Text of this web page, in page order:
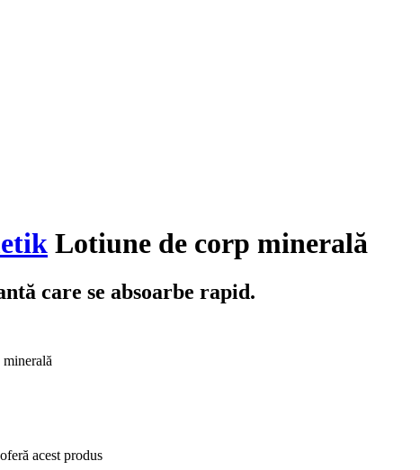
Lotiune de corp minerală
care se absoarbe rapid.
acest produs